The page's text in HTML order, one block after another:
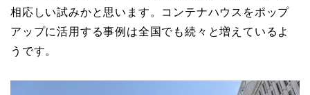
相応しい試みかと思います。コンテナハウスをポップ
アップに活用する事例は全国でも続々と増えているよ
うです。